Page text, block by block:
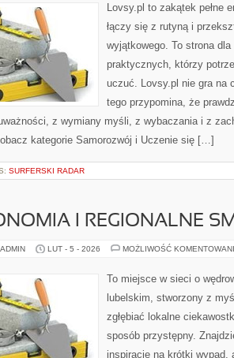
Lovsy.pl to zakątek pełne
łączy się z rutyną i
wyjątkowego. To strona
praktycznych, którzy
uczuć. Lovsy.pl nie gra na
tego przypomina, że
z wymiany myśli, z wybaczania i z
kategorie Samorozwój i Uczenie się […]
SURFERSKI RADAR
I REGIONALNE
LUT - 5 - 2026 MOŻLIWOŚĆ
To miejsce w sieci o
lubelskim, stworzony z
zgłębiać lokalne
sposób przystępny.
inspiracje na krótki wypad,